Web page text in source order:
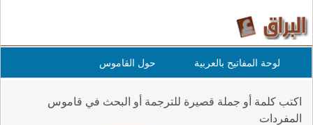
لوحة المفاتيح بالعربية حول القاموس
اكتب كلمة أو جملة قصيرة للترجمة أو البحث في قاموس
المفردات